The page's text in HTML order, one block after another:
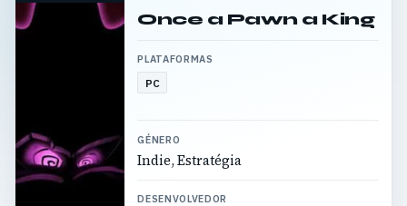
Once a Pawn a King
PLATAFORMAS
PC
GÉNERO
Indie, Estratégia
DESENVOLVEDOR